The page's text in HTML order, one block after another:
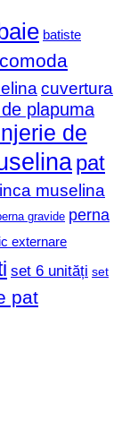
batiste
comoda
cuvertura
plapuma
de
pat
muselina
gravide perna
externare
set 6 unități set
pat